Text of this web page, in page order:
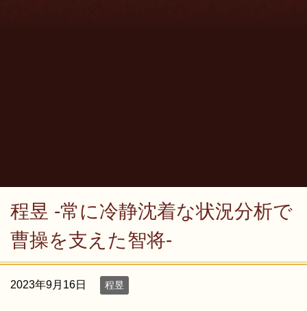
程昱 -常に冷静沈着な状況分析で
曹操を支えた智将-
2023年9月16日 程昱